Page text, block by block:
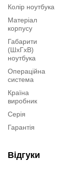
Колір ноутбука
Матеріал
корпусу
Габарити
(ШхГхВ)
ноутбука
Операційна
система
Країна
виробник
Серія
Гарантія
Відгуки